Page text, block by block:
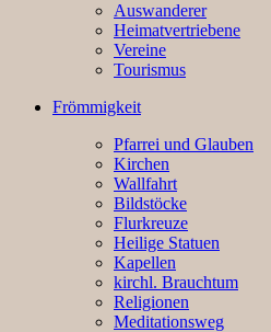
Auswanderer
Heimatvertriebene
Vereine
Tourismus
Frömmigkeit
Pfarrei und Glauben
Kirchen
Wallfahrt
Bildstöcke
Flurkreuze
Heilige Statuen
Kapellen
kirchl. Brauchtum
Religionen
Meditationsweg